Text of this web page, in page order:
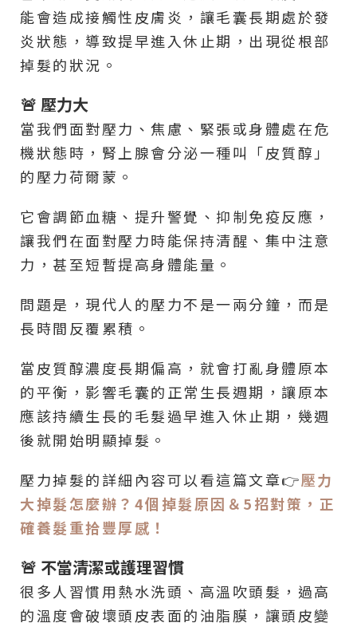
能會造成接觸性皮膚炎，讓毛囊長期處於發
炎狀態，導致提早進入休止期，出現從根部
掉髮的狀況。
🚨 壓力大
當我們面對壓力、焦慮、緊張或身體處在危
機狀態時，腎上腺會分泌一種叫「皮質醇」
的壓力荷爾蒙。
它會調節血糖、提升警覺、抑制免疫反應，
讓我們在面對壓力時能保持清醒、集中注意
力，甚至短暫提高身體能量。
問題是，現代人的壓力不是一兩分鐘，而是
長時間反覆累積。
當皮質醇濃度長期偏高，就會打亂身體原本
的平衡，影響毛囊的正常生長週期，讓原本
應該持續生長的毛髮過早進入休止期，幾週
後就開始明顯掉髮。
壓力掉髮的詳細內容可以看這篇文章👉壓力
大掉髮怎麼辦？4個掉髮原因＆5招對策，正
確養髮重拾豐厚感！
🚨 不當清潔或護理習慣
很多人習慣用熱水洗頭、高溫吹頭髮，過高
的溫度會破壞頭皮表面的油脂膜，讓頭皮變